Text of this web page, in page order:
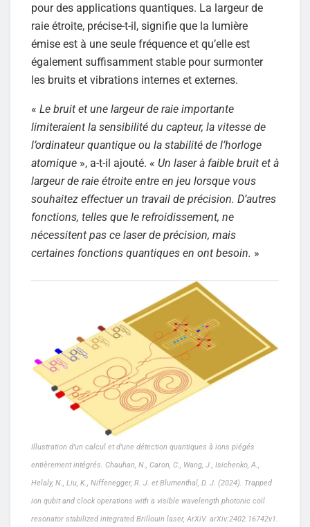
pour des applications quantiques. La largeur de
raie étroite, précise-t-il, signifie que la lumière
émise est à une seule fréquence et qu’elle est
également suffisamment stable pour surmonter
les bruits et vibrations internes et externes.
« Le bruit et une largeur de raie importante
limiteraient la sensibilité du capteur, la vitesse de
l’ordinateur quantique ou la stabilité de l’horloge
atomique », a-t-il ajouté. « Un laser à faible bruit et à
largeur de raie étroite entre en jeu lorsque vous
souhaitez effectuer un travail de précision. D’autres
fonctions, telles que le refroidissement, ne
nécessitent pas ce laser de précision, mais
certaines fonctions quantiques en ont besoin. »
Illustration d’un calcul et d’une détection quantiques à ions piégés
entièrement intégrés. Chauhan, N., Caron, C., Wang, J., Isichenko, A.,
Helaly, N., Liu, K., Niffenegger, R. J. et Blumenthal, D. J. (2024). Trapped
ion qubit and clock operations with a visible wavelength photonic coil
resonator stabilized integrated Brillouin laser, ArXiV. arXiv:2402.16742v1.